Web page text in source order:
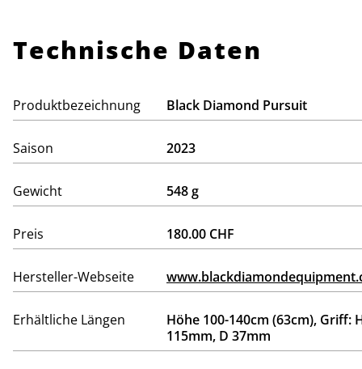
Technische Daten
Produktbezeichnung Black Diamond Pursuit
Saison 2023
Gewicht 548 g
Preis 180.00 CHF
Hersteller-Webseite
Erhältliche Längen
Höhe 100-140cm (63cm), Griff:
115mm, D 37mm